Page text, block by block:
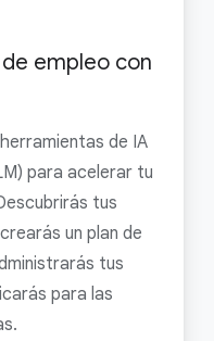
empleo con
de IA
para acelerar tu
tus
un plan de
tus
para las